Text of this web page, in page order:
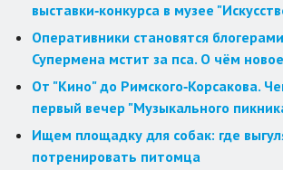
выставки‑конкурса в музее
Оперативники становятся
Супермена мстит за пса. О чём
От "Кино" до Римского‑Корсакова.
первый вечер "Музыкального
Ищем площадку для собак: где
потренировать питомца